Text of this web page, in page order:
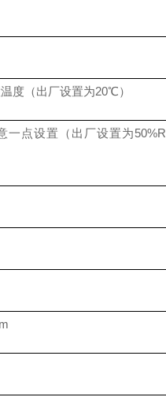
度（出厂设置为20℃）
一点设置（出厂设置为50%R